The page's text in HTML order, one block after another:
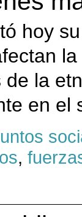
hoy
de la
en el
,